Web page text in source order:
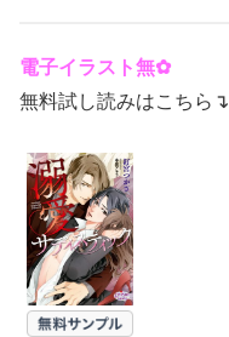
電子イラスト無✿
無料試し読みはこちら↴